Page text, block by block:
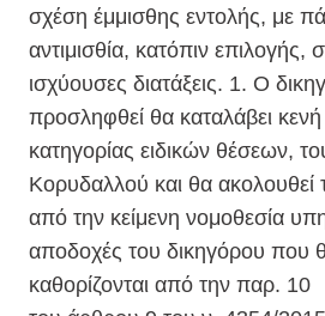
σχέση έμμισθης εντολής, με
αντιμισθία, κατόπιν επιλογής,
ισχύουσες διατάξεις. 1. Ο
προσληφθεί θα καταλάβει
κατηγορίας ειδικών θέσεων,
Κορυδαλλού και θα
από την κείμενη νομοθεσία
αποδοχές του δικηγόρου που
καθορίζονται από την παρ. 10